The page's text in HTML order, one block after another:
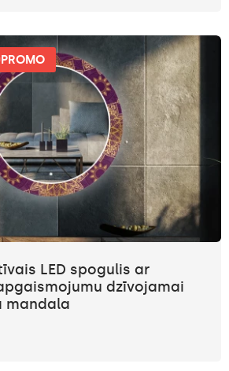
LED spogulis ar
dzīvojamai
mandala